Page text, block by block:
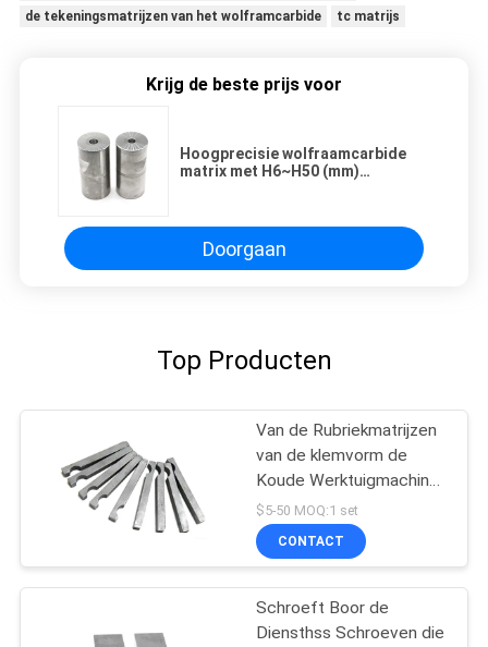
de tekeningsmatrijzen van het wolframcarbide
tc matrijs
Krijg de beste prijs voor
Hoogprecisie wolfraamcarbide
matrix met H6~H50 (mm)
Doorgaan
Top Producten
Van de Rubriekmatrijzen
van de klemvorm de
Koude Werktuigmachines
van de de
Overdrachtvinger
$5-50 MOQ:1 set
CONTACT
Schroeft Boor de
Diensthss Schroeven die